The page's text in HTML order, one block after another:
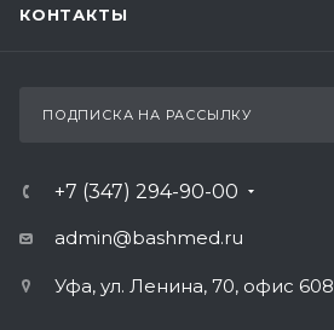
КОНТАКТЫ
ПОДПИСКА НА РАССЫЛКУ
+7 (347) 294-90-00
admin@bashmed.ru
Уфа, ул. Ленина, 70, офис 608